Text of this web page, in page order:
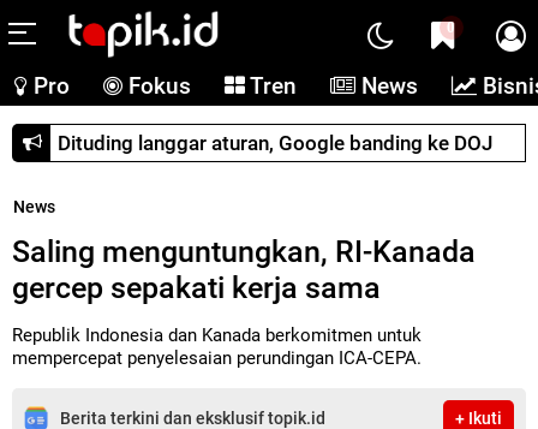
0
Pro Fokus Tren News
Dituding langgar aturan, Google banding ke DOJ
News
Saling menguntungkan, RI-Kanada
gercep sepakati kerja sama
Republik Indonesia dan Kanada berkomitmen untuk
mempercepat penyelesaian perundingan ICA-CEPA.
Berita terkini dan eksklusif topik.id + Ikuti